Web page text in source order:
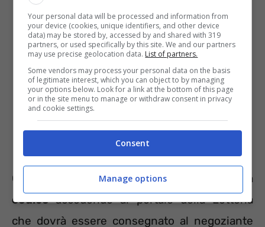
Chi intende partecipare dovrà procurarsi
un
codiceaccedendo al portale della Lotteria
che dovrà essere consegnato al negoziante
Your personal data will be processed and information from
your device (cookies, unique identifiers, and other device
data) may be stored by, accessed by and shared with 319
partners, or used specifically by this site. We and our partners
may use precise geolocation data. List of partners.
Some vendors may process your personal data on the basis
of legitimate interest, which you can object to by managing
your options below. Look for a link at the bottom of this page
or in the site menu to manage or withdraw consent in privacy
and cookie settings.
Consent
Manage options